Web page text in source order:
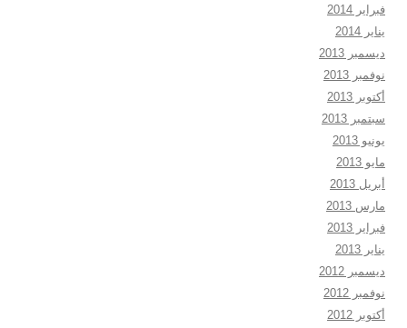
فبراير 2014
يناير 2014
ديسمبر 2013
نوفمبر 2013
أكتوبر 2013
سبتمبر 2013
يونيو 2013
مايو 2013
أبريل 2013
مارس 2013
فبراير 2013
يناير 2013
ديسمبر 2012
نوفمبر 2012
أكتوبر 2012